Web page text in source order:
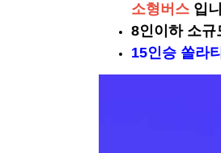
소형버스 입
8인이하 소규
15인승 쏠라